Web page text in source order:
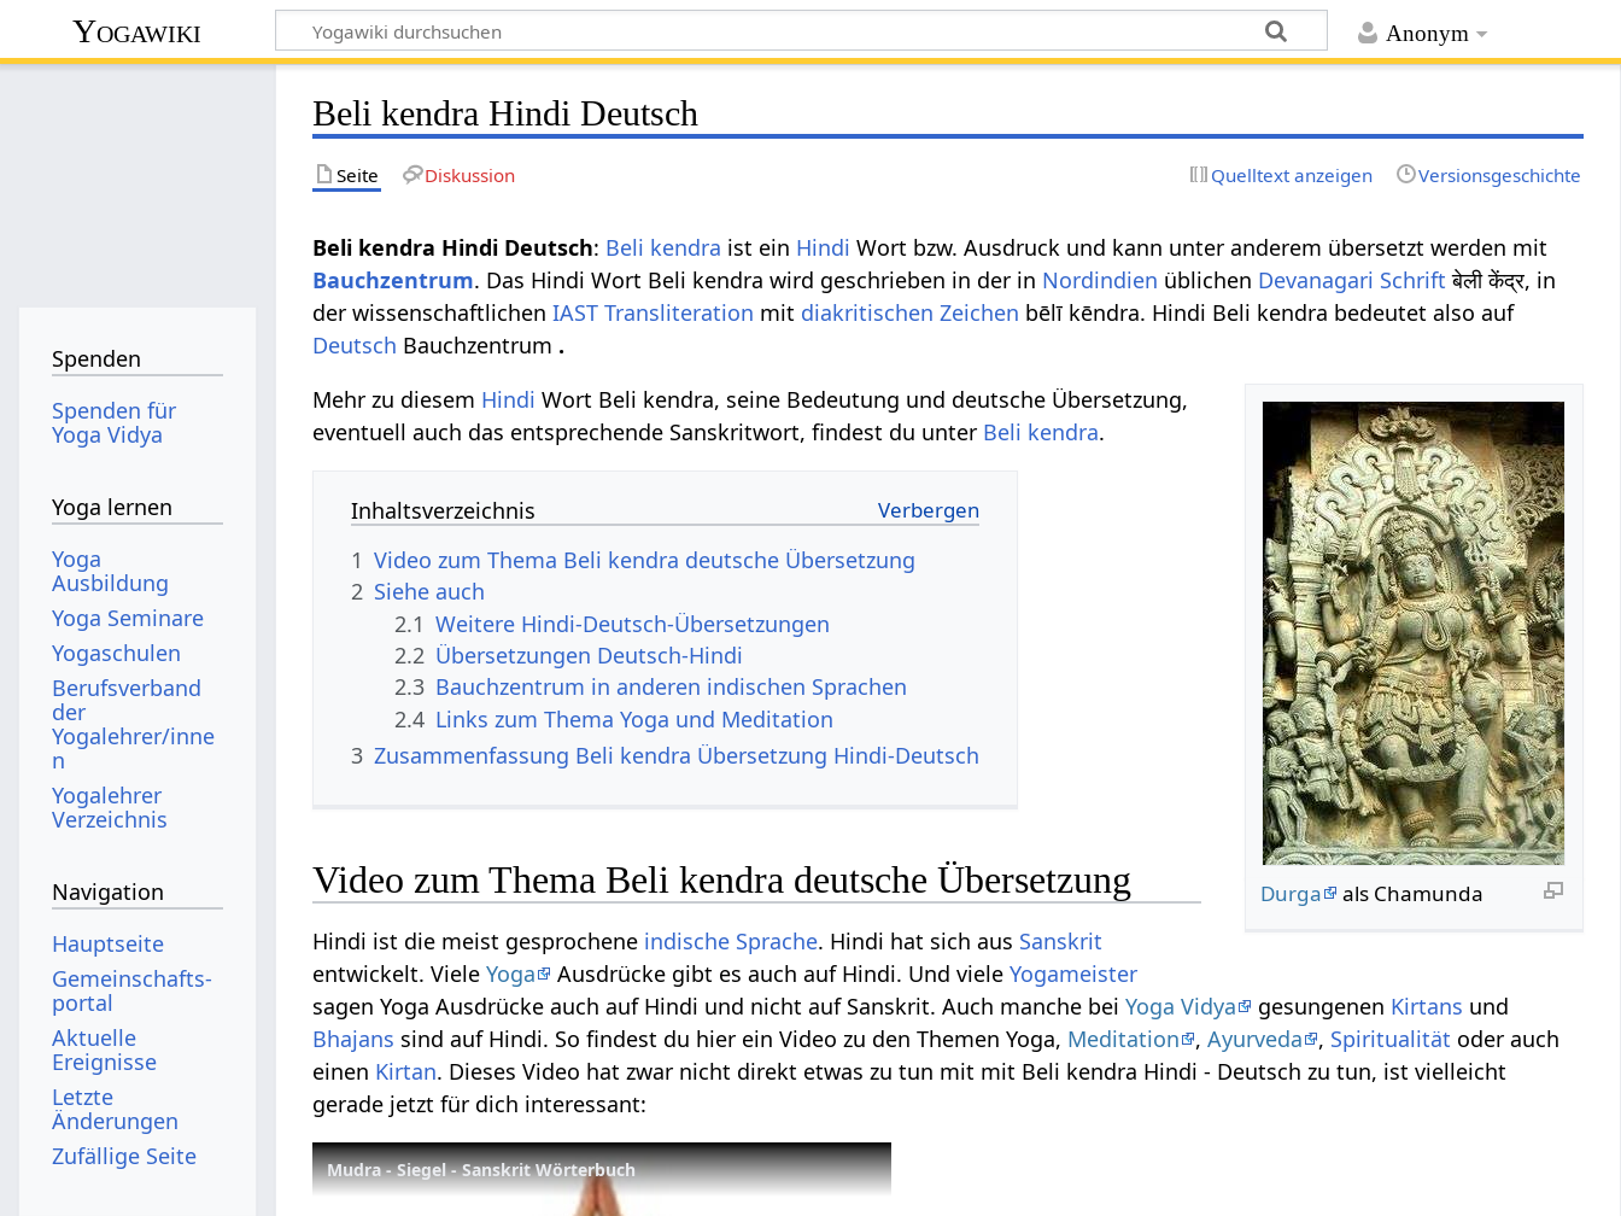
Anonym
Yogawiki
Beli kendra Hindi Deutsch
Seite Diskussion Quelltext anzeigen Versionsgeschichte
Beli kendra Hindi Deutsch: Beli kendra ist ein Hindi Wort bzw. Ausdruck und kann unter anderem übersetzt werden mit
Bauchzentrum. Das Hindi Wort Beli kendra wird geschrieben in der in Nordindien üblichen Devanagari Schrift बेली केंद्र, in
der wissenschaftlichenIAST Transliteration mit diakritischen Zeichen bēlī kēndra. Hindi Beli kendra bedeutet also auf
Deutsch Bauchzentrum .
Durga als Chamunda
Mehr zu diesem Hindi Wort Beli kendra, seine Bedeutung und deutsche Übersetzung,
eventuell auch das entsprechende Sanskritwort, findest du unter Beli kendra.
Inhaltsverzeichnis
1 Video zum Thema Beli kendra deutsche Übersetzung
2 Siehe auch
2.1 Weitere Hindi-Deutsch-Übersetzungen
2.2 Übersetzungen Deutsch-Hindi
2.3 Bauchzentrum in anderen indischen Sprachen
2.4 Links zum Thema Yoga und Meditation
3 Zusammenfassung Beli kendra Übersetzung Hindi-Deutsch
Video zum Thema Beli kendra deutsche Übersetzung
Hindi ist die meist gesprochene indische Sprache. Hindi hat sich aus Sanskrit
entwickelt. VieleYoga Ausdrücke gibt es auch auf Hindi. Und vieleYogameister
sagen Yoga Ausdrücke auch auf Hindi und nicht auf Sanskrit. Auch manche beiYoga Vidya gesungenen Kirtans und
Bhajans sind auf Hindi. So findest du hier ein Video zu den Themen Yoga, Meditation ,Ayurveda , Spiritualität oder auch
einen Kirtan. Dieses Video hat zwar nicht direkt etwas zu tun mit mit Beli kendra Hindi - Deutsch zu tun, ist vielleicht
gerade jetzt für dich interessant:
Mudra - Siegel - Sanskrit Wörterbuch
Spenden
Spenden für
Yoga Vidya
Yoga lernen
Yoga
Ausbildung
Yoga Seminare
Yogaschulen
Berufsverband
der
Yogalehrer/inne
n
Yogalehrer
Verzeichnis
Navigation
Hauptseite
Gemeinschafts­
portal
Aktuelle
Ereignisse
Letzte
Änderungen
Zufällige Seite